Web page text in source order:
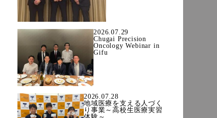
2026.07.29
Chugai Precision
Oncology Webinar in
Gifu
2026.07.28
地域医療を支える人づく
り事業～高校生医療実習